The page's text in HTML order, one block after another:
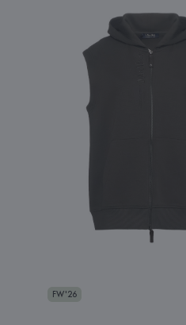
FW'26